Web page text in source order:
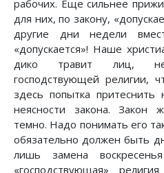
рабочих. Еще сильнее
для них, по закону,
другие дни недели
«допускается»! Наше
дико травит лиц,
господствующей религии,
здесь попытка притеснить
неясности закона. Закон
темно. Надо понимать его
обязательно должен быть
лишь замена
«господствующая»